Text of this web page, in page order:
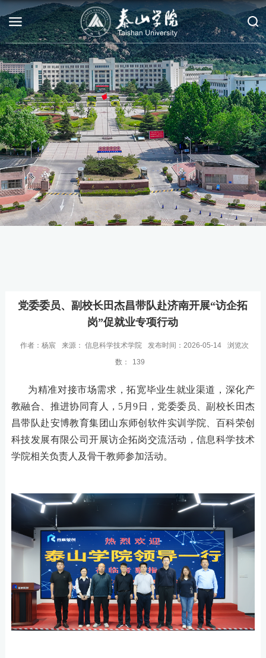
党委委员、副校长田杰昌带队赴济南开展“访企拓
岗”促就业专项行动
作者：杨宸 来源： 信息科学技术学院 发布时间：2026-05-14
浏览次
数：
139
为精准对接市场需求，拓宽毕业生就业渠道，深化产
教融合、推进协同育人，5月9日，党委委员、副校长田杰
昌带队赴安博教育集团山东师创软件实训学院、百科荣创
科技发展有限公司开展访企拓岗交流活动，信息科学技术
学院相关负责人及骨干教师参加活动。